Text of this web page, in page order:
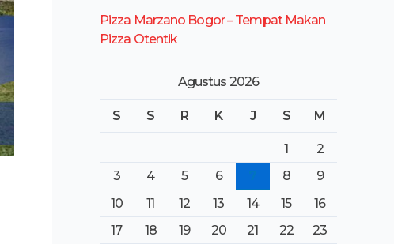
Pizza Marzano Bogor – Tempat Makan
Pizza Otentik
Agustus 2026
S S R K J S M
1
2
3
4 5 6 8
9
10
11 12 13 14 15
16
17
18 19 20 21 22
23